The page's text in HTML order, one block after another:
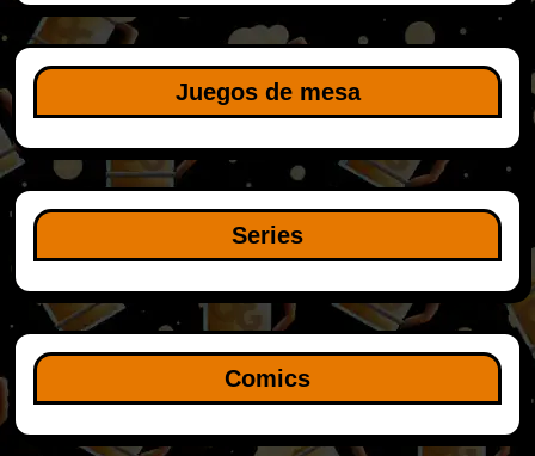
Juegos de mesa
Series
Comics